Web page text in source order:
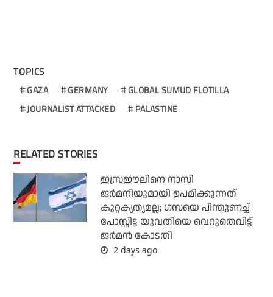
TOPICS
GAZA GERMANY
GLOBAL SUMUD FLOTILLA
JOURNALIST ATTACKED
PALASTINE
RELATED STORIES
ഇസ്രഈലിനെ നാസി
ജര്‍മനിയുമായി ഉപമിക്കുന്നത്
കുറ്റകൃത്യമല്ല; ഗസയെ പിന്തുണച്ച്
പോസ്റ്റിട്ട യുവതിയെ വെറുതെവിട്ട്
ജര്‍മന്‍ കോടതി
2 days ago